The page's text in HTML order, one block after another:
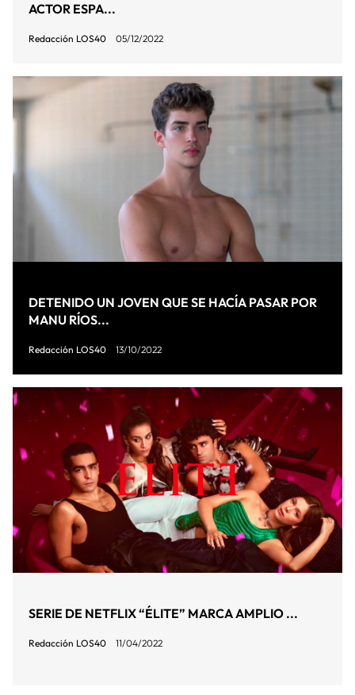
ACTOR ESPA...
Redacción LOS40 05/12/2022
DETENIDO UN JOVEN QUE SE HACÍA PASAR POR
MANU RÍOS...
Redacción LOS40 13/10/2022
SERIE DE NETFLIX “ÉLITE” MARCA AMPLIO ...
Redacción LOS40 11/04/2022